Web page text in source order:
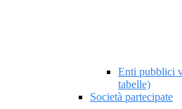
Enti pubblici
tabelle)
Società partecipate